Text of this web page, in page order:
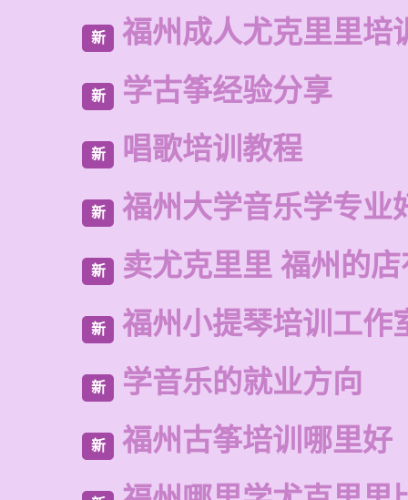
新 福州成人尤克里里培
新 学古筝经验分享
新 唱歌培训教程
新 福州大学音乐学专业
新 卖尤克里里 福州的
新 福州小提琴培训工作
新 学音乐的就业方向
新 福州古筝培训哪里好